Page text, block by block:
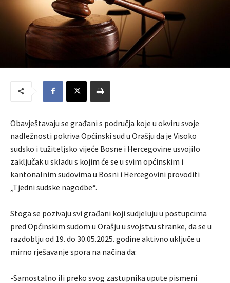
Obavještavaju se građani s područja koje u okviru svoje
nadležnosti pokriva Općinski sud u Orašju da je Visoko
sudsko i tužiteljsko vijeće Bosne i Hercegovine usvojilo
zaključak u skladu s kojim će se u svim općinskim i
kantonalnim sudovima u Bosni i Hercegovini provoditi
„Tjedni sudske nagodbe“.
Stoga se pozivaju svi građani koji sudjeluju u postupcima
pred Općinskim sudom u Orašju u svojstvu stranke, da se u
razdoblju od 19. do 30.05.2025. godine aktivno uključe u
mirno rješavanje spora na načina da:
-Samostalno ili preko svog zastupnika upute pismeni